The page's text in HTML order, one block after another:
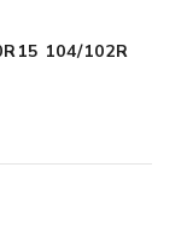
104/102R